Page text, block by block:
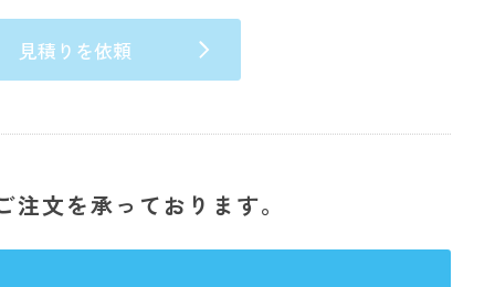
見積りを依頼
文を承っております。